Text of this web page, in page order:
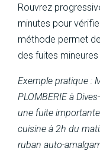
Rouvrez
minutes pour
méthode permet
des fuites
Exemple pratique :
PLOMBERIE à
une fuite
cuisine à 2h du
ruban auto-